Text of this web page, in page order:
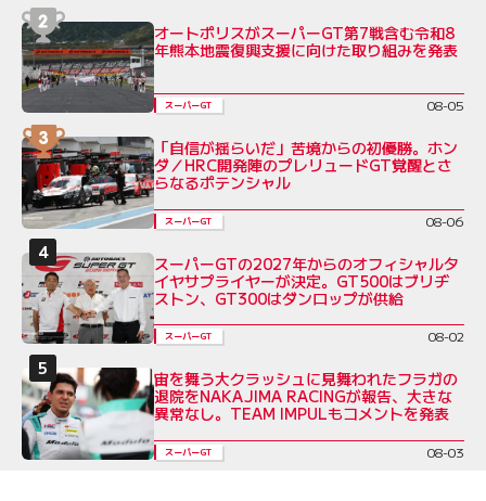
オートポリスがスーパーGT第7戦含む令和8
年熊本地震復興支援に向けた取り組みを発表
スーパーGT 08-05
「自信が揺らいだ」苦境からの初優勝。ホン
ダ／HRC開発陣のプレリュードGT覚醒とさ
らなるポテンシャル
スーパーGT 08-06
スーパーGTの2027年からのオフィシャルタ
イヤサプライヤーが決定。GT500はブリヂ
ストン、GT300はダンロップが供給
スーパーGT 08-02
宙を舞う大クラッシュに見舞われたフラガの
退院をNAKAJIMA RACINGが報告、大きな
異常なし。TEAM IMPULもコメントを発表
スーパーGT 08-03